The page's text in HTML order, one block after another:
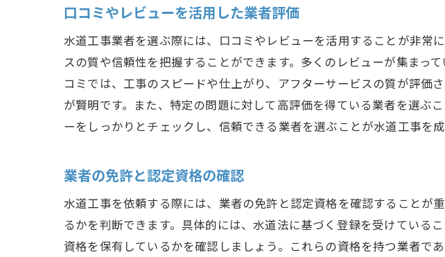
トラブル対応
アフターサー
環境に配慮し
技術力の確か
現地調査の重
工事内容の詳
スケジュール
口コミやレビューを活用した業者評価
水道工事業者を選ぶ際には、口コミやレビューを活用することが非常
スの質や信頼性を把握することができます。多くのレビューが集まっ
コミでは、工事のスピードや仕上がり、アフターサービスの質が評価
が賢明です。また、特定の問題に対して高評価を得ている業者を選ぶ
ーをしっかりとチェックし、信頼できる業者を選ぶことが水道工事を
業者の免許と認定資格の確認
水道工事を依頼する際には、業者の免許と認定資格を確認することが
るかを判断できます。具体的には、水道法に基づく登録を受けている
資格を保有しているかを確認しましょう。これらの資格を持つ業者で